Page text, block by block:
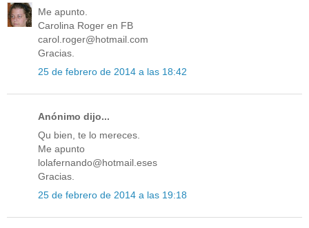
Me apunto.
Carolina Roger en FB
carol.roger@hotmail.com
Gracias.
25 de febrero de 2014 a las 18:42
Anónimo dijo...
Qu bien, te lo mereces.
Me apunto
lolafernando@hotmail.eses
Gracias.
25 de febrero de 2014 a las 19:18